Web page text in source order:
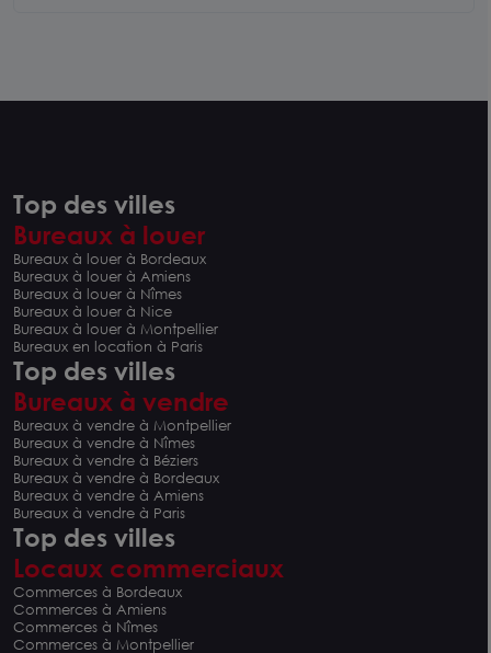
Top des villes
Bureaux à louer
Bureaux à louer à Bordeaux
Bureaux à louer à Amiens
Bureaux à louer à Nîmes
Bureaux à louer à Nice
Bureaux à louer à Montpellier
Bureaux en location à Paris
Top des villes
Bureaux à vendre
Bureaux à vendre à Montpellier
Bureaux à vendre à Nîmes
Bureaux à vendre à Béziers
Bureaux à vendre à Bordeaux
Bureaux à vendre à Amiens
Bureaux à vendre à Paris
Top des villes
Locaux commerciaux
Commerces à Bordeaux
Commerces à Amiens
Commerces à Nîmes
Commerces à Montpellier